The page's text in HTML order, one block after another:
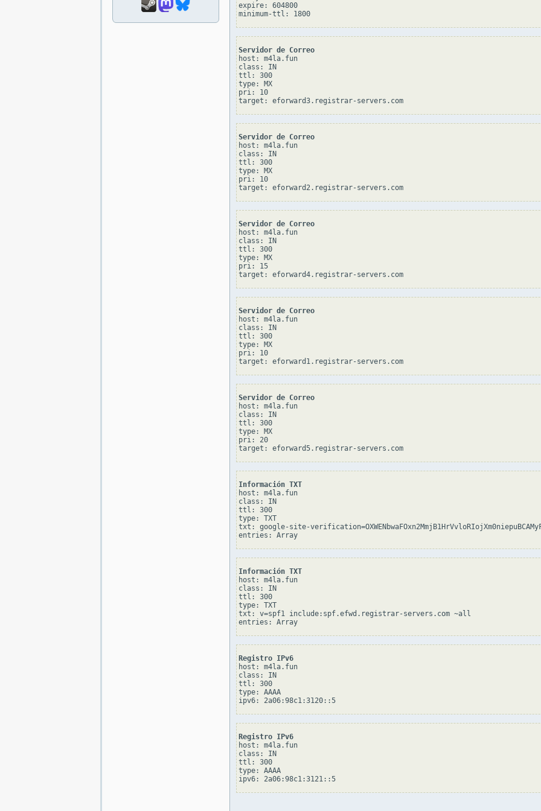
expire: 604800
minimum-ttl: 1800
Servidor de Correo
host: m4la.fun
class: IN
ttl: 300
type: MX
pri: 10
target: eforward3.registrar-servers.com
Servidor de Correo
host: m4la.fun
class: IN
ttl: 300
type: MX
pri: 10
target: eforward2.registrar-servers.com
Servidor de Correo
host: m4la.fun
class: IN
ttl: 300
type: MX
pri: 15
target: eforward4.registrar-servers.com
Servidor de Correo
host: m4la.fun
class: IN
ttl: 300
type: MX
pri: 10
target: eforward1.registrar-servers.com
Servidor de Correo
host: m4la.fun
class: IN
ttl: 300
type: MX
pri: 20
target: eforward5.registrar-servers.com
Información TXT
host: m4la.fun
class: IN
ttl: 300
type: TXT
txt: google-site-
entries: Array
Información TXT
host: m4la.fun
class: IN
ttl: 300
type: TXT
txt: v=spf1 include:spf.efwd.registrar-servers.com ~all
entries: Array
Registro IPv6
host: m4la.fun
class: IN
ttl: 300
type: AAAA
ipv6: 2a06:98c1:3120::5
Registro IPv6
host: m4la.fun
class: IN
ttl: 300
type: AAAA
ipv6: 2a06:98c1:3121::5